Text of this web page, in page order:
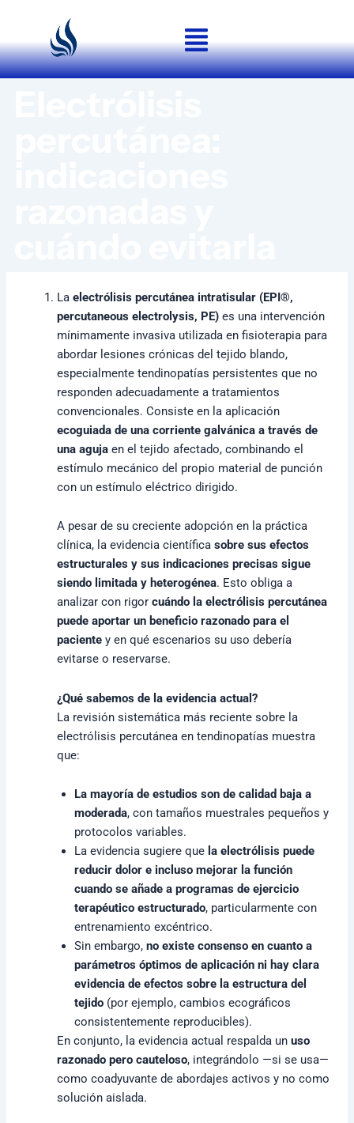
contenido
La electrólisis percutánea intratisular (EPI®,
percutaneous electrolysis, PE)es una intervención
mínimamente invasiva utilizada en fisioterapia para
abordar lesiones crónicas del tejido blando,
especialmente tendinopatías persistentes que no
responden adecuadamente a tratamientos
convencionales. Consiste en la aplicación
ecoguiada de una corriente galvánica a través de
una agujaen el tejido afectado, combinando el
estímulo mecánico del propio material de punción
con un estímulo eléctrico dirigido.
A pesar de su creciente adopción en la práctica
clínica, la evidencia científica sobre sus efectos
estructurales y sus indicaciones precisas sigue
siendo limitada y heterogénea. Esto obliga a
analizar con rigor cuándo la electrólisis percutánea
puede aportar un beneficio razonado para el
pacientey en qué escenarios su uso debería
evitarse o reservarse.
¿Qué sabemos de la evidencia actual?
La revisión sistemática más reciente sobre la
electrólisis percutánea en tendinopatías muestra
que:
La mayoría de estudios son de calidad baja a
moderada, con tamaños muestrales pequeños y
protocolos variables.
La evidencia sugiere que la electrólisis puede
reducir dolor e incluso mejorar la función
cuando se añade a programas de ejercicio
terapéutico estructurado, particularmente con
entrenamiento excéntrico.
Sin embargo, no existe consenso en cuanto a
parámetros óptimos de aplicación ni hay clara
evidencia de efectos sobre la estructura del
tejido(por ejemplo, cambios ecográficos
consistentemente reproducibles).
En conjunto, la evidencia actual respalda un uso
razonado pero cauteloso, integrándolo —si se usa—
como coadyuvante de abordajes activos y no como
solución aislada.